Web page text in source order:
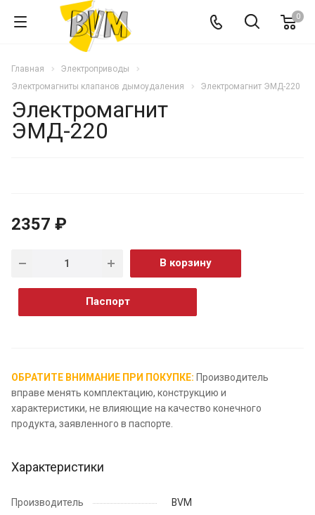
0
Главная
Электроприводы
Электромагниты клапанов дымоудаления
Электромагнит ЭМД-220
Электромагнит
ЭМД-220
2357 ₽
В корзину
Паспорт
ОБРАТИТЕ ВНИМАНИЕ ПРИ ПОКУПКЕ: Производитель
вправе менять комплектацию, конструкцию и
характеристики, не влияющие на качество конечного
продукта, заявленного в паспорте.
Характеристики
Производитель
BVM